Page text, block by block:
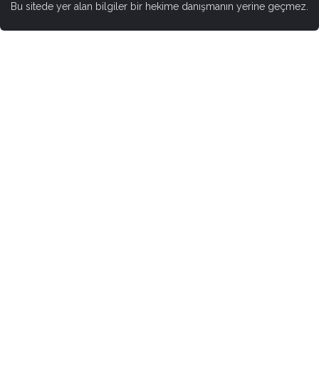
Bu sitede yer alan bilgiler bir hekime danışmanın yerine geçmez.